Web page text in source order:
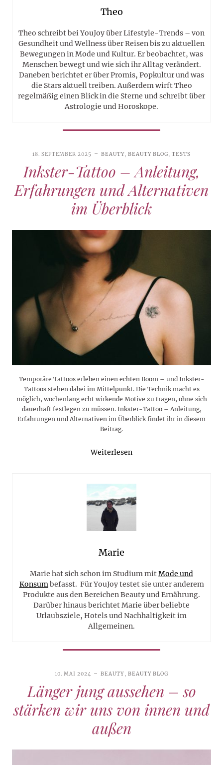
Theo
Theo schreibt bei YouJoy über Lifestyle-Trends – von
Gesundheit und Wellness über Reisen bis zu aktuellen
Bewegungen in Mode und Kultur. Er beobachtet, was
Menschen bewegt und wie sich ihr Alltag verändert.
Daneben berichtet er über Promis, Popkultur und was
die Stars aktuell treiben. Außerdem wirft Theo
regelmäßig einen Blick in die Sterne und schreibt über
Astrologie und Horoskope.
18. SEPTEMBER 2025 BEAUTY, BEAUTY BLOG,TESTS
Inkster-Tattoo – Anleitung,
Erfahrungen und Alternativen
im Überblick
Temporäre Tattoos erleben einen echten Boom – und Inkster-
Tattoos stehen dabei im Mittelpunkt. Die Technik macht es
möglich, wochenlang echt wirkende Motive zu tragen, ohne sich
dauerhaft festlegen zu müssen. Inkster-Tattoo – Anleitung,
Erfahrungen und Alternativen im Überblick findet ihr in diesem
Beitrag.
Weiterlesen
Marie
Marie hat sich schon im Studium mitMode und
Konsumbefasst. Für YouJoy testet sie unter anderem
Produkte aus den Bereichen Beauty und Ernährung.
Darüber hinaus berichtet Marie über beliebte
Urlaubsziele, Hotels und Nachhaltigkeit im
Allgemeinen.
10. MAI 2024 BEAUTY, BEAUTY BLOG
Länger jung aussehen – so
stärken wir uns von innen und
außen